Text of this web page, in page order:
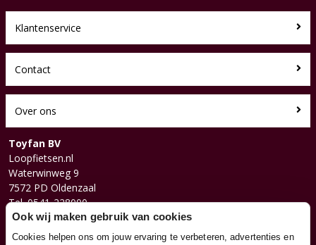
Klantenservice
Contact
Over ons
Toyfan BV
Loopfietsen.nl
Waterwinweg 9
7572 PD Oldenzaal
Tel. 0541-228000
Facebook
Instagram
Ook wij maken gebruik van cookies
Cookies helpen ons om jouw ervaring te verbeteren, advertenties en